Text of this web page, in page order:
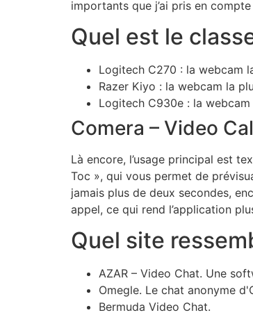
importants que j’ai pris en
Quel est le
Logitech C270 : la webcam
Razer Kiyo : la webcam la
Logitech C930e : la
Comera – Video
Là encore, l’usage principal est
Toc », qui vous permet de
jamais plus de deux secondes,
appel, ce qui rend l’application
Quel site
AZAR – Video Chat. Une
Omegle. Le chat anonyme
Bermuda Video Chat.